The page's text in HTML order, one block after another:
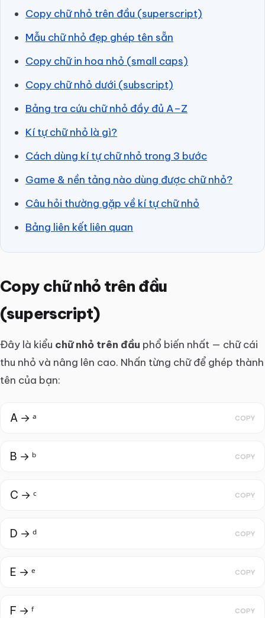
Copy chữ nhỏ trên đầu (superscript)
Mẫu chữ nhỏ đẹp ghép tên sẵn
Copy chữ in hoa nhỏ (small caps)
Copy chữ nhỏ dưới (subscript)
Bảng tra cứu chữ nhỏ đầy đủ A–Z
Kí tự chữ nhỏ là gì?
Cách dùng kí tự chữ nhỏ trong 3 bước
Game & nền tảng nào dùng được chữ nhỏ?
Câu hỏi thường gặp về kí tự chữ nhỏ
Bảng liên kết liên quan
Copy chữ nhỏ trên đầu
(superscript)
Đây là kiểu chữ nhỏ trên đầu phổ biến nhất — chữ cái
thu nhỏ và nâng lên cao. Nhấn từng chữ để ghép thành
tên của bạn:
A → ᵃ COPY
B → ᵇ COPY
C → ᶜ COPY
D → ᵈ COPY
E → ᵉ COPY
F → ᶠ COPY